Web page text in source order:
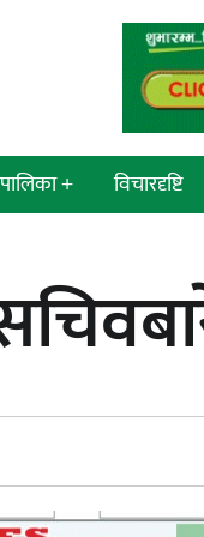
+
प्रदेश
प्रदेश
विचारदृष्टि